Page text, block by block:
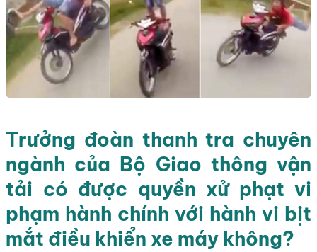
Trưởng đoàn thanh tra chuyên
ngành của Bộ Giao thông vận
tải có được quyền xử phạt vi
phạm hành chính với hành vi bịt
mắt điều khiển xe máy không?